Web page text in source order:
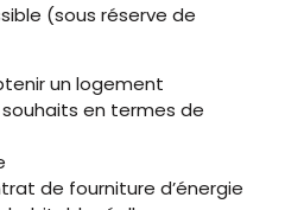
(sous réserve de
un logement
en termes de
de fourniture d’énergie